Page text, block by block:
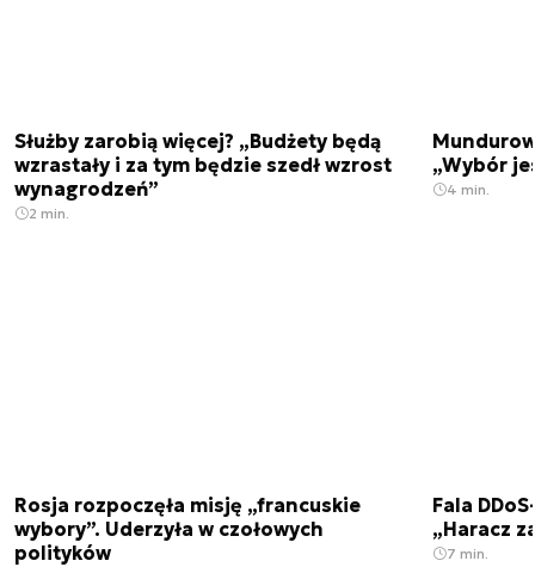
Służby zarobią więcej? „Budżety będą
wzrastały i za tym będzie szedł wzrost
wynagrodzeń”
2 min.
„Wybór
4 min.
Rosja rozpoczęła misję „francuskie
wybory”. Uderzyła w czołowych
polityków
Fala
„Haracz
7 min.